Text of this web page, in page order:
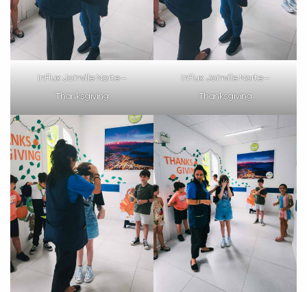
inFlux Joinville Norte –
Thanksgiving
inFlux Joinville Norte –
Thanksgiving
VOLTAR